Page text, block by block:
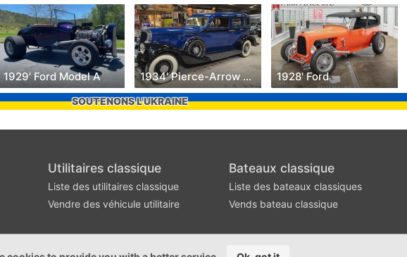
1929' Ford Model A 1934' Pierce-Arrow Model 840A 1928' Ford
SOUTENONS L'UKRAINE
Utilitaires classique
Liste des utilitaires classique
Vendre des véhicule utilitaire
Bateaux classique
Liste des bateaux classiques
Vends bateau classique